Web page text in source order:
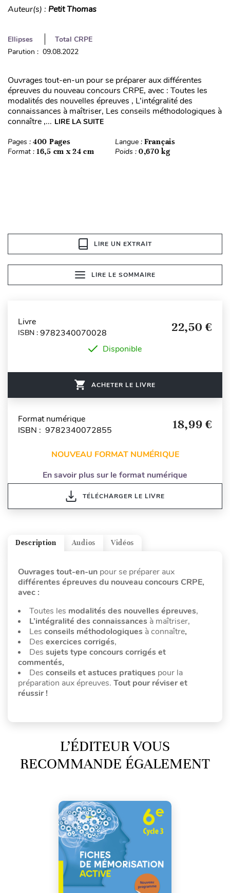
Auteur(s) : Petit Thomas
Ellipses
Total CRPE
Parution : 09.08.2022
Ouvrages tout-en-un pour se préparer aux différentes
épreuves du nouveau concours CRPE, avec : Toutes les
modalités des nouvelles épreuves , L’intégralité des
connaissances à maîtriser, Les conseils méthodologiques à
connaître ,... LIRE LA SUITE
Pages : 400 Pages Langue : Français
Format : 16,5 cm x 24 cm Poids : 0,670 kg
LIRE UN EXTRAIT
LIRE LE SOMMAIRE
Livre
ISBN : 9782340070028 22,50 €
Disponible
ACHETER LE LIVRE
Format numérique
ISBN : 9782340072855
18,99 €
NOUVEAU FORMAT NUMÉRIQUE
En savoir plus sur le format numérique
TÉLÉCHARGER LE LIVRE
Vidéos
Audios
Description
Ouvrages tout-en-un pour se préparer aux
différentes épreuves du nouveau concours CRPE,
avec :
Toutes les modalités des nouvelles épreuves,
L’intégralité des connaissances à maîtriser,
Les conseils méthodologiques à connaître,
Des exercices corrigés,
Des sujets type concours corrigés et
commentés,
Des conseils et astuces pratiques pour la
préparation aux épreuves. Tout pour réviser et
réussir !
L’ÉDITEUR VOUS
RECOMMANDE ÉGALEMENT